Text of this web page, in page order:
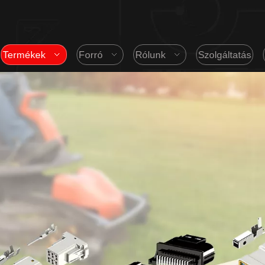
Termékek Forró Rólunk Szolgáltatás